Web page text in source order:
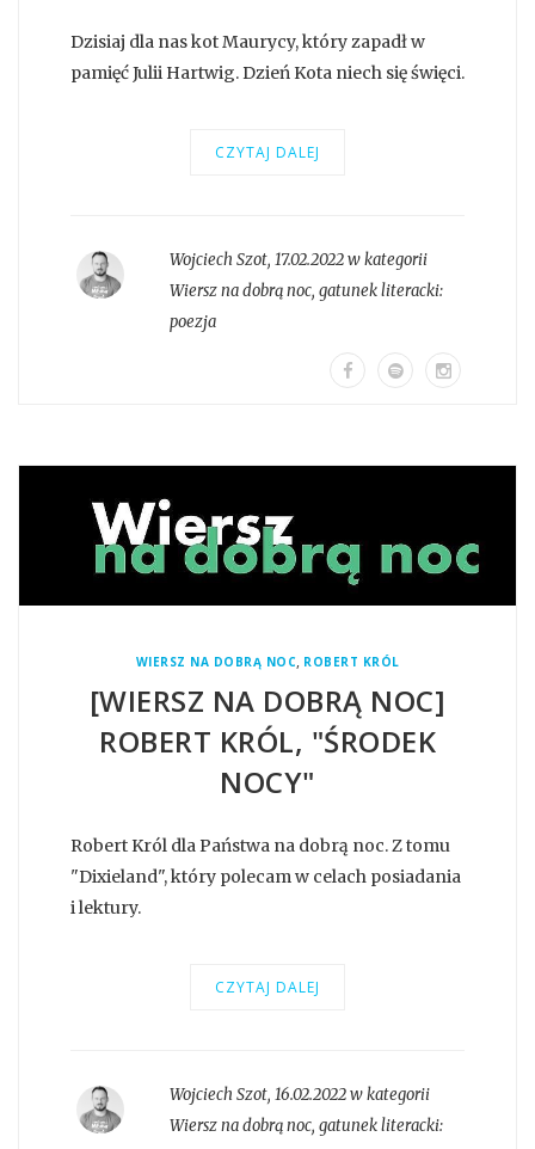
Dzisiaj dla nas kot Maurycy, który zapadł w
pamięć Julii Hartwig. Dzień Kota niech się święci.
CZYTAJ DALEJ
Wojciech Szot, 17.02.2022 w kategorii
Wiersz na dobrą noc, gatunek literacki:
poezja
WIERSZ NA DOBRĄ NOC, ROBERT KRÓL
[WIERSZ NA DOBRĄ NOC]
ROBERT KRÓL, "ŚRODEK
NOCY"
Robert Król dla Państwa na dobrą noc. Z tomu
"Dixieland", który polecam w celach posiadania
i lektury.
CZYTAJ DALEJ
Wojciech Szot, 16.02.2022 w kategorii
Wiersz na dobrą noc, gatunek literacki: